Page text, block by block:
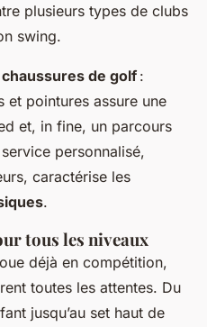
plusieurs types de clubs
swing.
chaussures de golf :
et pointures assure une
et, in fine, un parcours
personnalisé,
caractérise les
.
tous les niveaux
déjà en compétition,
toutes les attentes. Du
jusqu’au set haut de